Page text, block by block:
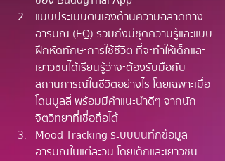
แบบประเมินตนเองด้านความฉลาดทาง
อารมณ์ (EQ) รวมถึงมีชุดความรู้และแบบ
ฝึกหัดทักษะการใช้ชีวิต ที่จะทำให้เด็กและ
เยาวชนได้เรียนรู้ว่าจะต้องรับมือกับ
สถานการณ์ในชีวิตอย่างไร โดยเฉพาะเมื่อ
โดนบูลลี่ พร้อมมีคำแนะนำดีๆ จากนัก
จิตวิทยาที่เชื่อถือได้
Mood Tracking ระบบบันทึกข้อมูล
อารมณ์ในแต่ละวัน โดยเด็กและเยาวชน